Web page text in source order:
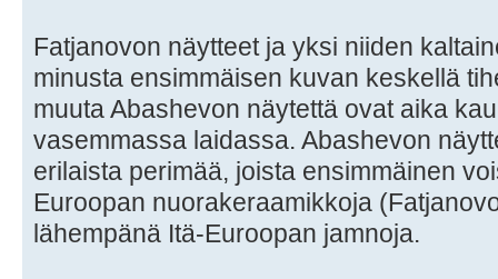
Fatjanovon näytteet ja yksi niiden
minusta ensimmäisen kuvan keskellä
muuta Abashevon näytettä ovat aika
vasemmassa laidassa. Abashevon
erilaista perimää, joista ensimmäinen
Euroopan nuorakeraamikkoja
lähempänä Itä-Euroopan jamnoja.